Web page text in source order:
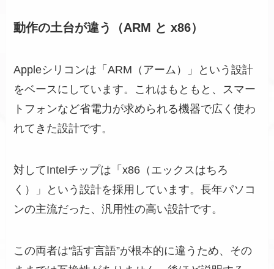
動作の土台が違う（ARM と x86）
Appleシリコンは「ARM（アーム）」という設計
をベースにしています。これはもともと、スマー
トフォンなど省電力が求められる機器で広く使わ
れてきた設計です。
対してIntelチップは「x86（エックスはちろ
く）」という設計を採用しています。長年パソコ
ンの主流だった、汎用性の高い設計です。
この両者は“話す言語”が根本的に違うため、その